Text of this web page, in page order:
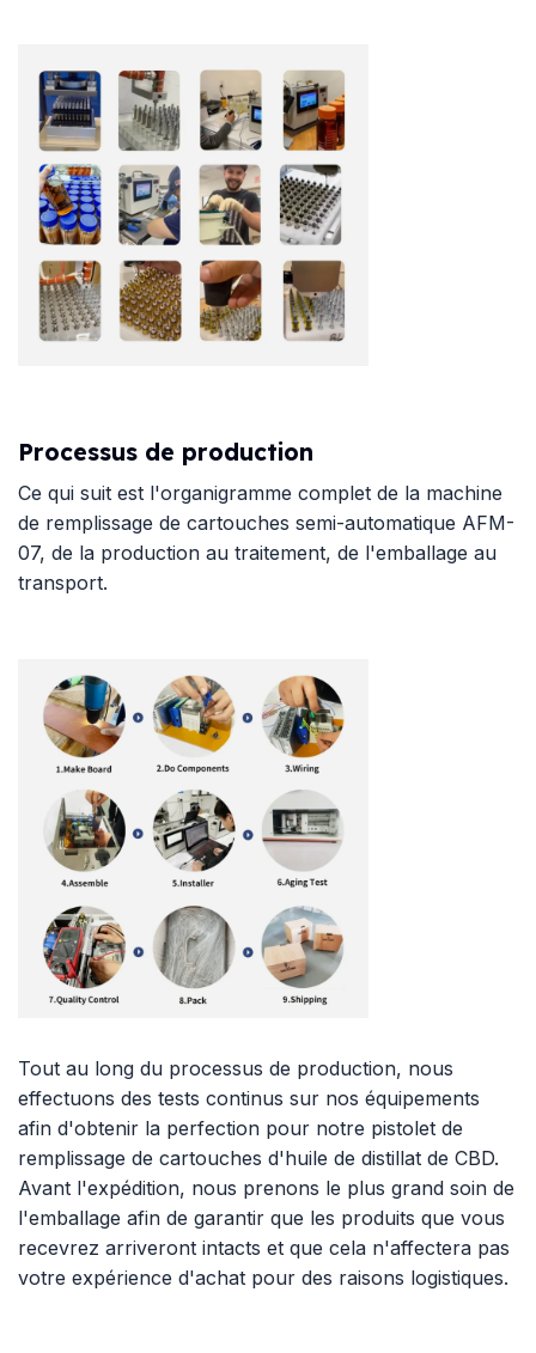
Processus de production
Ce qui suit est l'organigramme complet de la machine
de remplissage de cartouches semi-automatique AFM-
07, de la production au traitement, de l'emballage au
transport.
Tout au long du processus de production, nous
effectuons des tests continus sur nos équipements
afin d'obtenir la perfection pour notre pistolet de
remplissage de cartouches d'huile de distillat de CBD.
Avant l'expédition, nous prenons le plus grand soin de
l'emballage afin de garantir que les produits que vous
recevrez arriveront intacts et que cela n'affectera pas
votre expérience d'achat pour des raisons logistiques.